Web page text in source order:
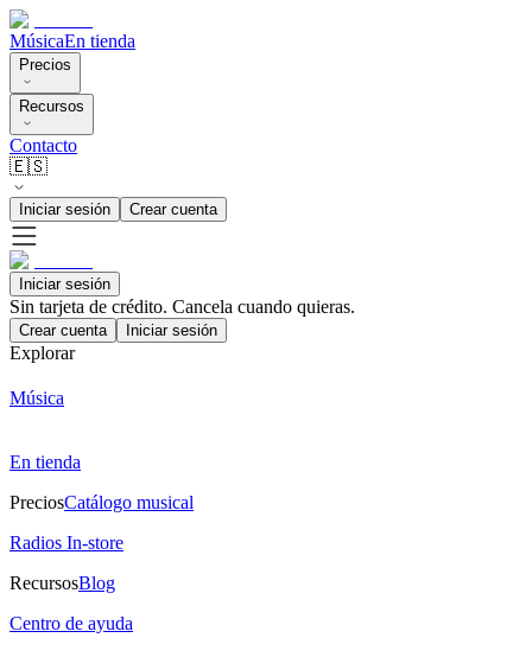
MúsicaEn tienda
Precios
Recursos
Contacto
🇪🇸
Iniciar sesión Crear cuenta
Iniciar sesión
Sin tarjeta de crédito. Cancela cuando quieras.
Crear cuenta Iniciar sesión
Explorar
Música
En tienda
PreciosCatálogo musical
Radios In-store
RecursosBlog
Centro de ayuda